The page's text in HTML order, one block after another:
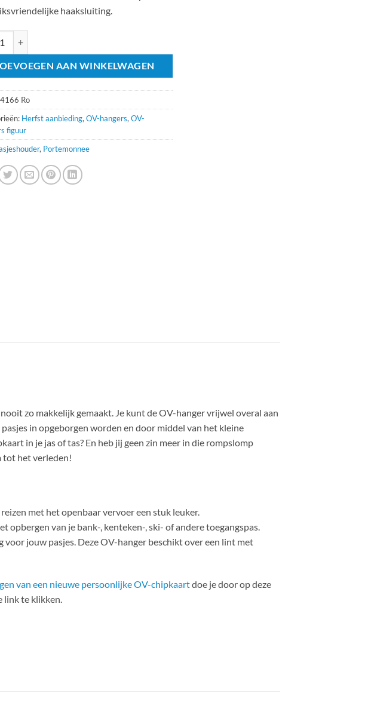
haaksluiting.
AAN WINKELWAGEN
Ro
Herfst aanbieding, OV-hangers, OV-
figuur
, Portemonnee
zo makkelijk gemaakt. Je kunt de OV-hanger vrijwel overal aan
in opgeborgen worden en door middel van het kleine
in je jas of tas? En heb jij geen zin meer in die rompslomp
tot het verleden!
met het openbaar vervoer een stuk leuker.
van je bank-, kenteken-, ski- of andere toegangspas.
jouw pasjes. Deze OV-hanger beschikt over een lint met
van een nieuwe persoonlijke OV-chipkaartdoe je door op deze
link te klikken.